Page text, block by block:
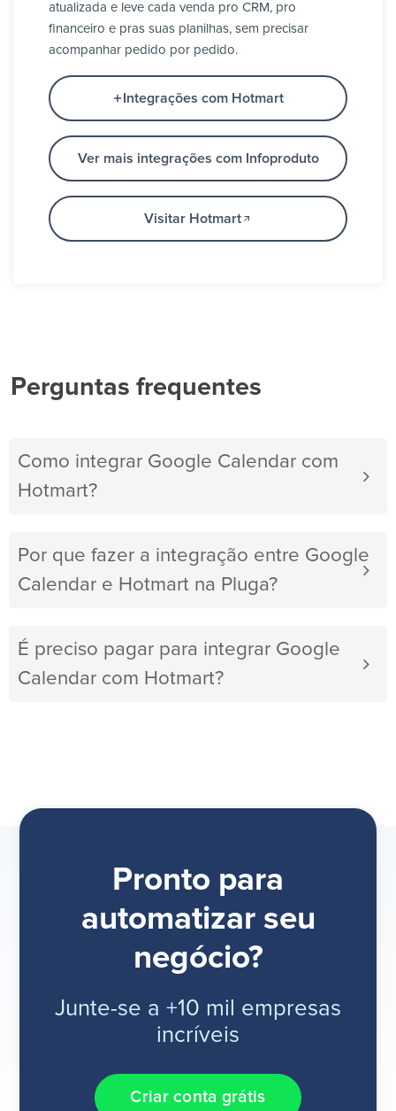
atualizada e leve cada venda pro CRM, pro
financeiro e pras suas planilhas, sem precisar
acompanhar pedido por pedido.
Integrações com Hotmart
Ver mais integrações com Infoproduto
Visitar Hotmart
Perguntas frequentes
Como integrar Google Calendar com
Hotmart?
Por que fazer a integração entre Google
Calendar e Hotmart na Pluga?
É preciso pagar para integrar Google
Calendar com Hotmart?
Pronto para
automatizar seu
negócio?
Junte-se a +10 mil empresas
incríveis
Criar conta grátis